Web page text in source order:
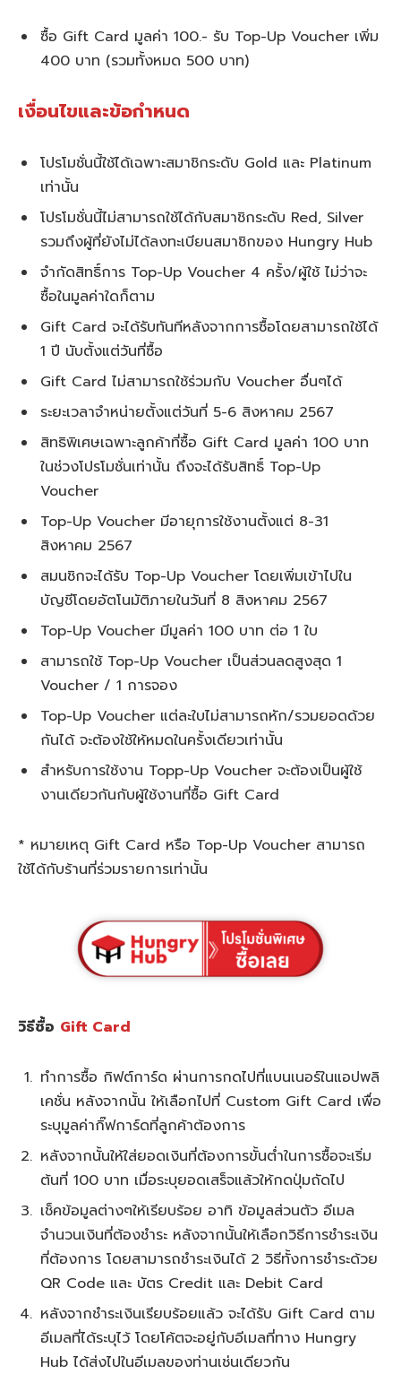
ซื้อ Gift Card มูลค่า 100.- รับ Top-Up Voucher เพิ่ม
400 บาท (รวมทั้งหมด 500 บาท)
เงื่อนไขและข้อกำหนด
โปรโมชั่นนี้ใช้ได้เฉพาะสมาชิกระดับ Gold และ Platinum
เท่านั้น
โปรโมชั่นนี้ไม่สามารถใช้ได้กับสมาชิกระดับ Red, Silver
รวมถึงผู้ที่ยังไม่ได้ลงทะเบียนสมาชิกของ Hungry Hub
จำกัดสิทธิ์การ Top-Up Voucher 4 ครั้ง/ผู้ใช้ ไม่ว่าจะ
ซื้อในมูลค่าใดก็ตาม
Gift Card จะได้รับทันทีหลังจากการซื้อโดยสามารถใช้ได้
1 ปี นับตั้งแต่วันที่ซื้อ
Gift Card ไม่สามารถใช้ร่วมกับ Voucher อื่นๆได้
ระยะเวลาจำหน่ายตั้งแต่วันที่ 5-6 สิงหาคม 2567
สิทธิพิเศษเฉพาะลูกค้าที่ซื้อ Gift Card มูลค่า 100 บาท
ในช่วงโปรโมชั่นเท่านั้น ถึงจะได้รับสิทธิ์ Top-Up
Voucher
Top-Up Voucher มีอายุการใช้งานตั้งแต่ 8-31
สิงหาคม 2567
สมนชิกจะได้รับ Top-Up Voucher โดยเพิ่มเข้าไปใน
บัญชีโดยอัตโนมัติภายในวันที่ 8 สิงหาคม 2567
Top-Up Voucher มีมูลค่า 100 บาท ต่อ 1 ใบ
สามารถใช้ Top-Up Voucher เป็นส่วนลดสูงสุด 1
Voucher / 1 การจอง
Top-Up Voucher แต่ละใบไม่สามารถหัก/รวมยอดด้วย
กันได้ จะต้องใช้ให้หมดในครั้งเดียวเท่านั้น
สำหรับการใช้งาน Topp-Up Voucher จะต้องเป็นผู้ใช้
งานเดียวกันกับผู้ใช้งานที่ซื้อ Gift Card
* หมายเหตุ Gift Card หรือ Top-Up Voucher สามารถ
ใช้ได้กับร้านที่ร่วมรายการเท่านั้น
วิธีซื้อ Gift Card
ทำการซื้อ กิฟต์การ์ด ผ่านการกดไปที่แบนเนอร์ในแอปพลิ
เคชั่น หลังจากนั้น ให้เลือกไปที่ Custom Gift Card เพื่อ
ระบุมูลค่ากิ๊ฟการ์ดที่ลูกค้าต้องการ
หลังจากนั้นให้ใส่ยอดเงินที่ต้องการขั้นต่ำในการซื้อจะเริ่ม
ต้นที่ 100 บาท เมื่อระบุยอดเสร็จแล้วให้กดปุ่มถัดไป
เช็คข้อมูลต่างๆให้เรียบร้อย อาทิ ข้อมูลส่วนตัว อีเมล
จำนวนเงินที่ต้องชำระ หลังจากนั้นให้เลือกวิธีการชำระเงิน
ที่ต้องการ โดยสามารถชำระเงินได้ 2 วิธีทั้งการชำระด้วย
QR Code และ บัตร Credit และ Debit Card
หลังจากชำระเงินเรียบร้อยแล้ว จะได้รับ Gift Card ตาม
อีเมลที่ได้ระบุไว้ โดยโค้ตจะอยู่กับอีเมลที่ทาง Hungry
Hub ได้ส่งไปในอีเมลของท่านเช่นเดียวกัน